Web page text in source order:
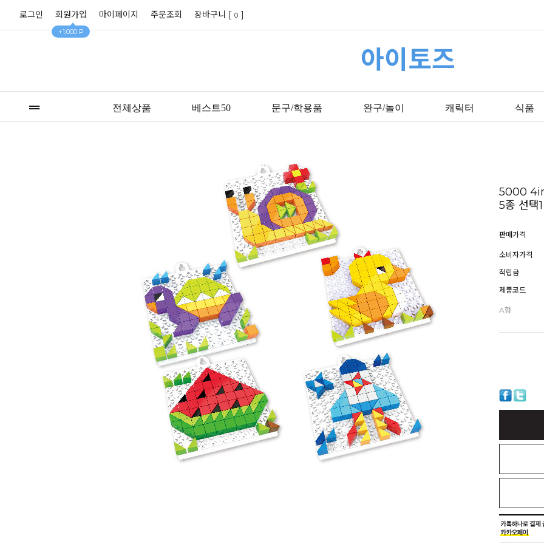
로그인 회원가입
+1,000 P
마이페이지 주문조회 장바구니 [ 0 ]
아이토즈
전체상품 베스트50 문구/학용품 완구/놀이 캐릭터 식품
5000
5종 선택1
판매가격
소비자가격
적립금
제품코드
A형